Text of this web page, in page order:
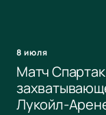
8 июля
Матч
Лукойл-